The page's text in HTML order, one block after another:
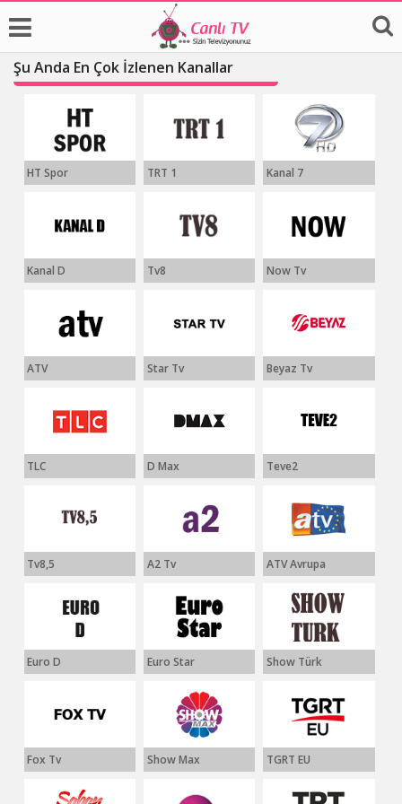
Şu Anda En Çok İzlenen Kanallar
HT Spor TRT 1 Kanal 7
Kanal D Tv8 Now Tv
ATV Star Tv Beyaz Tv
TLC D Max Teve2
Tv8,5 A2 Tv ATV Avrupa
Euro D Euro Star Show Türk
Fox Tv Show Max TGRT EU